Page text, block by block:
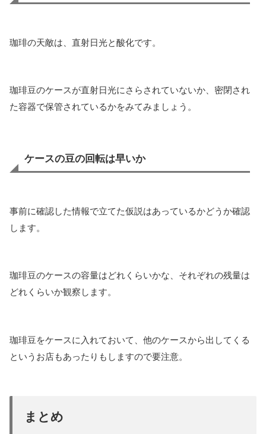
珈琲の天敵は、直射日光と酸化です。
珈琲豆のケースが直射日光にさらされていないか、密閉され
た容器で保管されているかをみてみましょう。
ケースの豆の回転は早いか
事前に確認した情報で立てた仮説はあっているかどうか確認
します。
珈琲豆のケースの容量はどれくらいかな、それぞれの残量は
どれくらいか観察します。
珈琲豆をケースに入れておいて、他のケースから出してくる
というお店もあったりもしますので要注意。
まとめ